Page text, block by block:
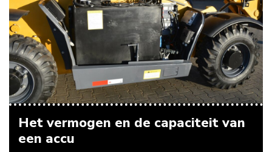
Het vermogen en de capaciteit van
een accu